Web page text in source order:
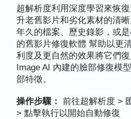
超解析度利用深度學習來恢
升老舊影片和劣化素材的清
年久的檔案、歷史錄影，或
的舊影片修復軟體 幫助以更
利度及更自然的效果將它們
Image AI 內建的臉部修復模
部特徵。
操作步驟： 前往超解析度 >
> 點擊執行以開始自動修復